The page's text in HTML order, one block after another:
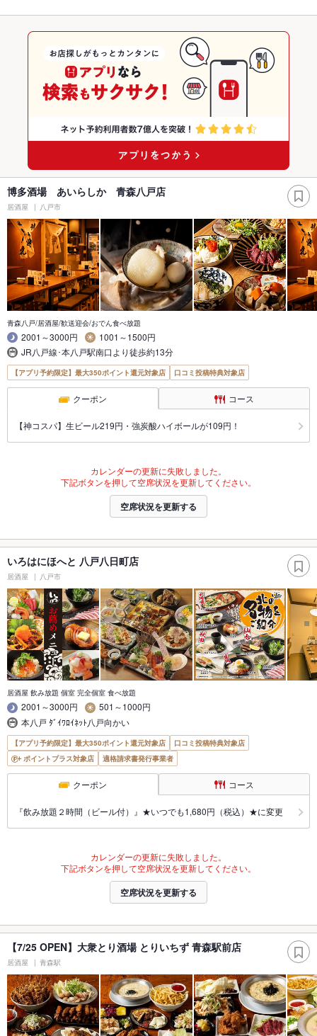
博多酒場 あいらしか 青森八戸店
居酒屋 八戸市
青森八戸/居酒屋/歓送迎会/おでん食べ放題
2001～3000円
1001～1500円
JR八戸線･本八戸駅南口より徒歩約13分
【アプリ予約限定】最大350ポイント還元対象店 口コミ投稿特典対象店
クーポン コース
【神コスパ】生ビール219円・強炭酸ハイボールが109円！
カレンダーの更新に失敗しました。
下記ボタンを押して空席状況を更新してください。
空席状況を更新する
いろはにほへと 八戸八日町店
居酒屋 八戸市
居酒屋 飲み放題 個室 完全個室 食べ放題
2001～3000円
501～1000円
本八戸 ﾀﾞｲﾜﾛｲﾈｯﾄ八戸向かい
【アプリ予約限定】最大350ポイント還元対象店
口コミ投稿特典対象店
ポイントプラス対象店
適格請求書発行事業者
クーポン コース
『飲み放題２時間（ビール付）』★いつでも1,680円（税込）★に変更
カレンダーの更新に失敗しました。
下記ボタンを押して空席状況を更新してください。
空席状況を更新する
【7/25 OPEN】大衆とり酒場 とりいちず 青森駅前店
居酒屋 青森駅